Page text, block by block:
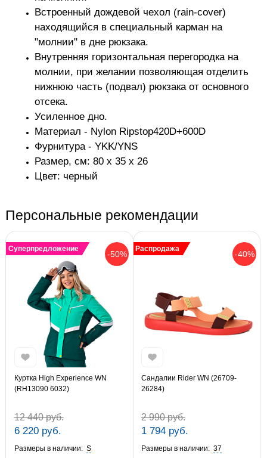
Встроенный дождевой чехол (rain-cover)
находящийся в специальный карман на
"молнии" в дне рюкзака.
Внутренняя горизонтальная перегородка на
молнии, при желании позволяющая отделить
нижнюю часть (подвал) рюкзака от основного
отсека.
Усиленное дно.
Материал - Nylon Ripstop420D+600D
Фурнитура - YKK/YNS
Размер, см: 80 x 35 x 26
Цвет: черный
Персональные рекомендации
-50%
Суперпредложение
Куртка High Experience WN
(RH13090 6032)
12 440 руб.
6 220 руб.
Размеры в наличии: S
-40%
Распродажа
Сандалии Rider WN (26709-
26284)
2 990 руб.
1 794 руб.
Размеры в наличии: 37